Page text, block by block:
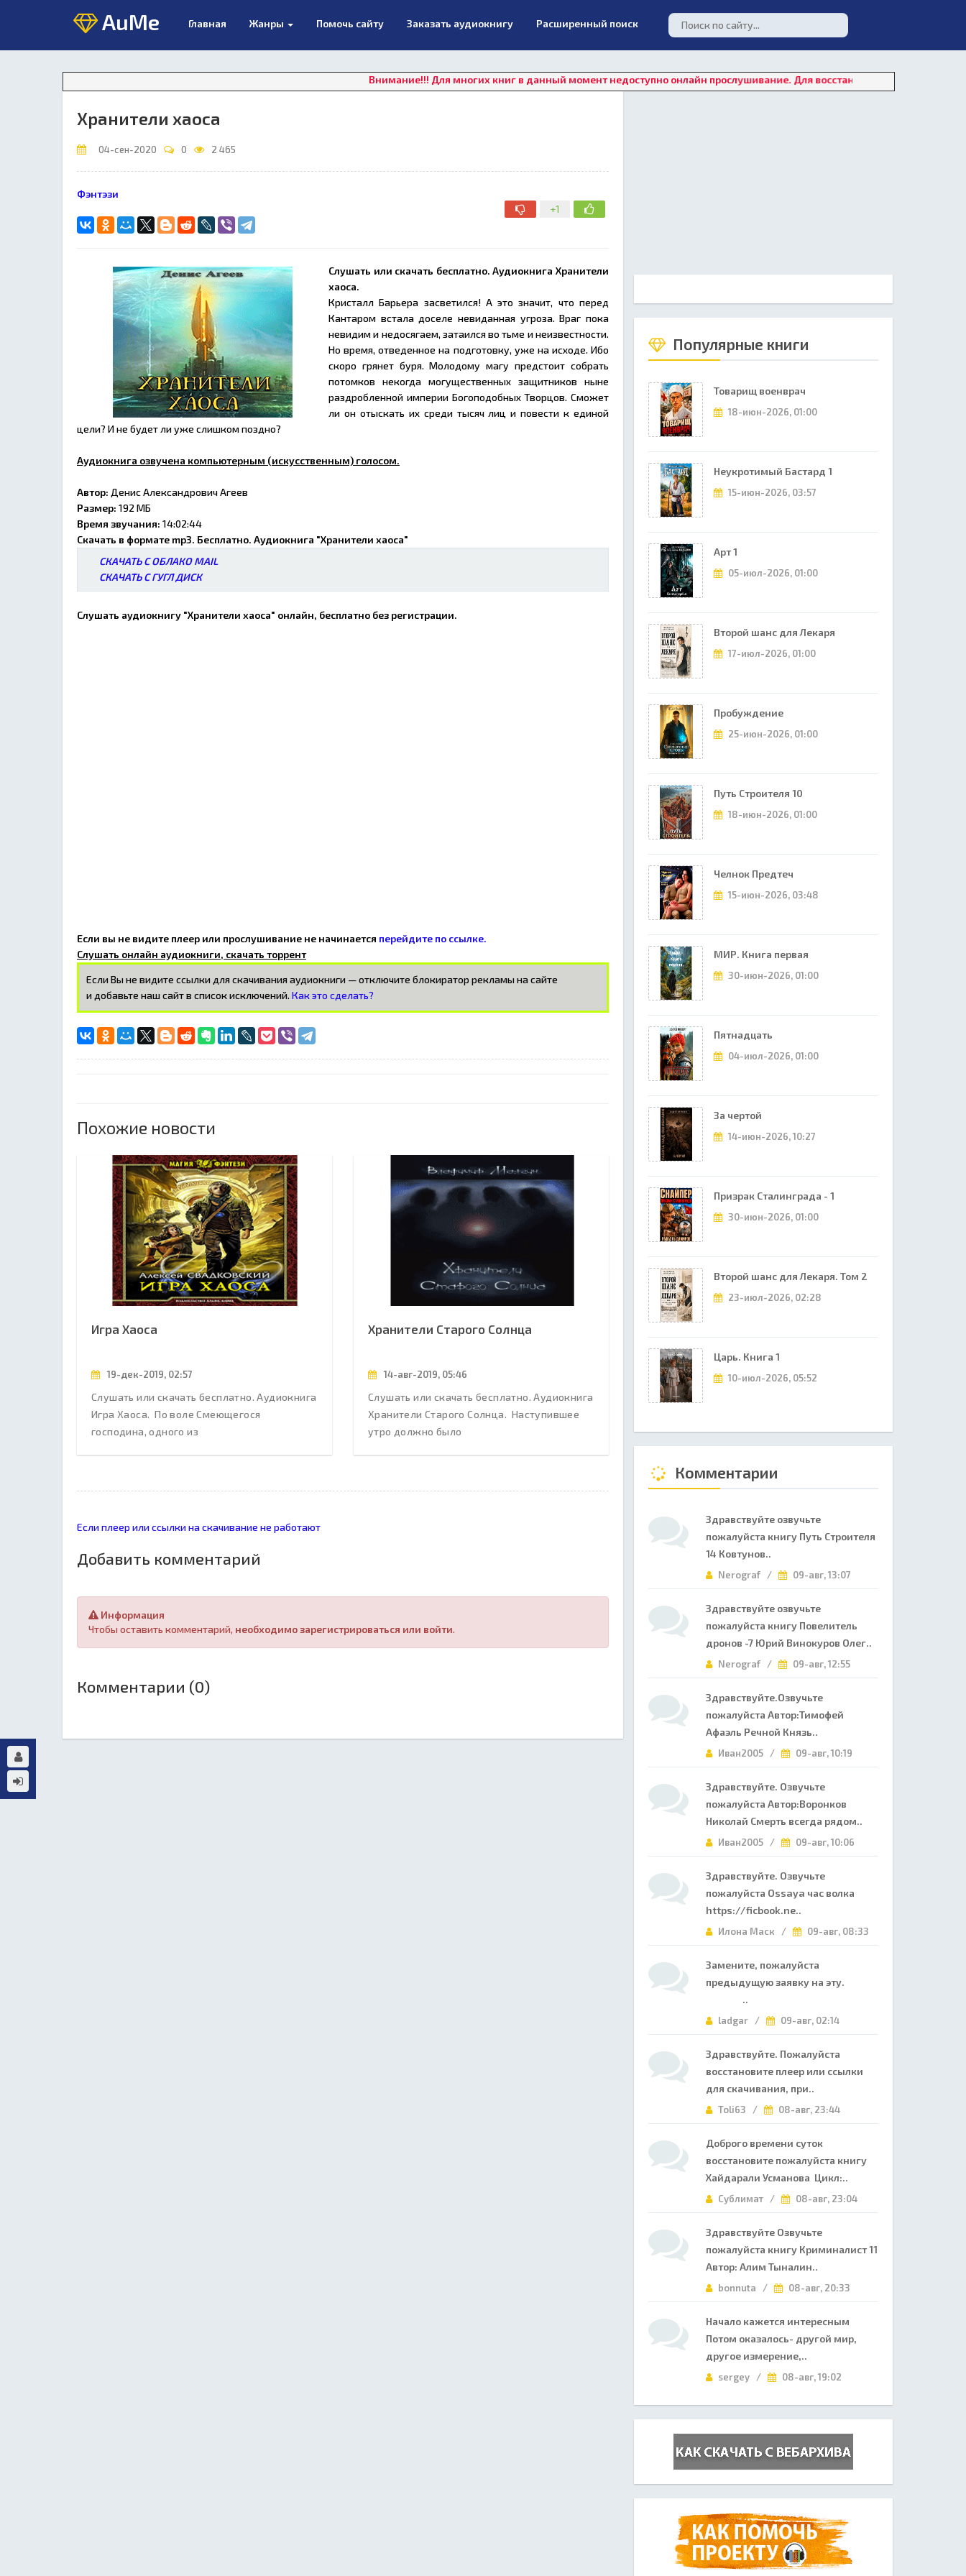
AuMe Главная Жанры Помочь сайту Заказать аудиокнигу Расширенный поиск
Внимание!!! Для многих книг в данный момент недоступно онлайн прослушивание. Для восстановления работы плеера
Хранители хаоса
04-сен-2020 0 2 465
+1
Фэнтэзи
Слушать или скачать бесплатно. Аудиокнига Хранители
хаоса.
Кристалл Барьера засветился! А это значит, что перед
Кантаром встала доселе невиданная угроза. Враг пока
невидим и недосягаем, затаился во тьме и неизвестности.
Но время, отведенное на подготовку, уже на исходе. Ибо
скоро грянет буря. Молодому магу предстоит собрать
потомков некогда могущественных защитников ныне
раздробленной империи Богоподобных Творцов. Сможет
ли он отыскать их среди тысяч лиц и повести к единой
цели? И не будет ли уже слишком поздно?
Аудиокнига озвучена компьютерным (искусственным) голосом.
Автор: Денис Александрович Агеев
Размер: 192 МБ
Время звучания: 14:02:44
Скачать в формате mp3. Бесплатно. Аудиокнига "Хранители хаоса"
СКАЧАТЬ С ОБЛАКО MAIL
СКАЧАТЬ С ГУГЛ ДИСК
Слушать аудиокнигу "Хранители хаоса" онлайн, бесплатно без регистрации.
Если вы не видите плеер или прослушивание не начинается перейдите по ссылке.
Слушать онлайн аудиокниги, скачать торрент
Если Вы не видите ссылки для скачивания аудиокниги — отключите блокиратор рекламы на сайте
и добавьте наш сайт в список исключений. Как это сделать?
Похожие новости
Игра Хаоса
19-дек-2019, 02:57
Слушать или скачать бесплатно. Аудиокнига
Игра Хаоса. По воле Смеющегося
господина, одного из
Хранители Старого Солнца
14-авг-2019, 05:46
Слушать или скачать бесплатно. Аудиокнига
Хранители Старого Солнца. Наступившее
утро должно было
Если плеер или ссылки на скачивание не работают
Добавить комментарий
Информация
Чтобы оставить комментарий, необходимо зарегистрироваться или войти.
Комментарии (0)
Популярные книги
Товарищ военврач
18-июн-2026, 01:00
Неукротимый Бастард 1
15-июн-2026, 03:57
Арт 1
05-июл-2026, 01:00
Второй шанс для Лекаря
17-июл-2026, 01:00
Пробуждение
25-июн-2026, 01:00
Путь Строителя 10
18-июн-2026, 01:00
Челнок Предтеч
15-июн-2026, 03:48
МИР. Книга первая
30-июн-2026, 01:00
Пятнадцать
04-июл-2026, 01:00
За чертой
14-июн-2026, 10:27
Призрак Сталинграда - 1
30-июн-2026, 01:00
Второй шанс для Лекаря. Том 2
23-июл-2026, 02:28
Царь. Книга 1
10-июл-2026, 05:52
Комментарии
Здравствуйте озвучьте
пожалуйста книгу Путь Строителя
14 Ковтунов..
Nerograf / 09-авг, 13:07
Здравствуйте озвучьте
пожалуйста книгу Повелитель
дронов -7 Юрий Винокуров Олег..
Nerograf / 09-авг, 12:55
Здравствуйте.Озвучьте
пожалуйста Автор:Тимофей
Афаэль Речной Князь..
Иван2005 / 09-авг, 10:19
Здравствуйте. Озвучьте
пожалуйста Автор:Воронков
Николай Смерть всегда рядом..
Иван2005 / 09-авг, 10:06
Здравствуйте. Озвучьте
пожалуйста Ossaya час волка
https://ficbook.ne..
Илона Маск / 09-авг, 08:33
Замените, пожалуйста
предыдущую заявку на эту.
..
ladgar / 09-авг, 02:14
Здравствуйте. Пожалуйста
восстановите плеер или ссылки
для скачивания, при..
Toli63 / 08-авг, 23:44
Доброго времени суток
восстановите пожалуйста книгу
Хайдарали Усманова Цикл:..
Сублимат / 08-авг, 23:04
Здравствуйте Озвучьте
пожалуйста книгу Криминалист 11
Автор: Алим Тыналин..
bonnuta / 08-авг, 20:33
Начало кажется интересным
Потом оказалось- другой мир,
другое измерение,..
sergey / 08-авг, 19:02